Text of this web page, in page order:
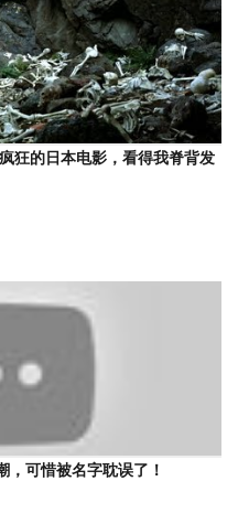
狂的日本电影，看得我脊背发
，可惜被名字耽误了！